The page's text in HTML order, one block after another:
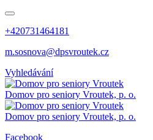
+420731464181
m.sosnova@dpsvroutek.cz
Vyhledávání
Domov pro seniory Vroutek, p. o.
Domov pro seniory Vroutek, p. o.
Facebook